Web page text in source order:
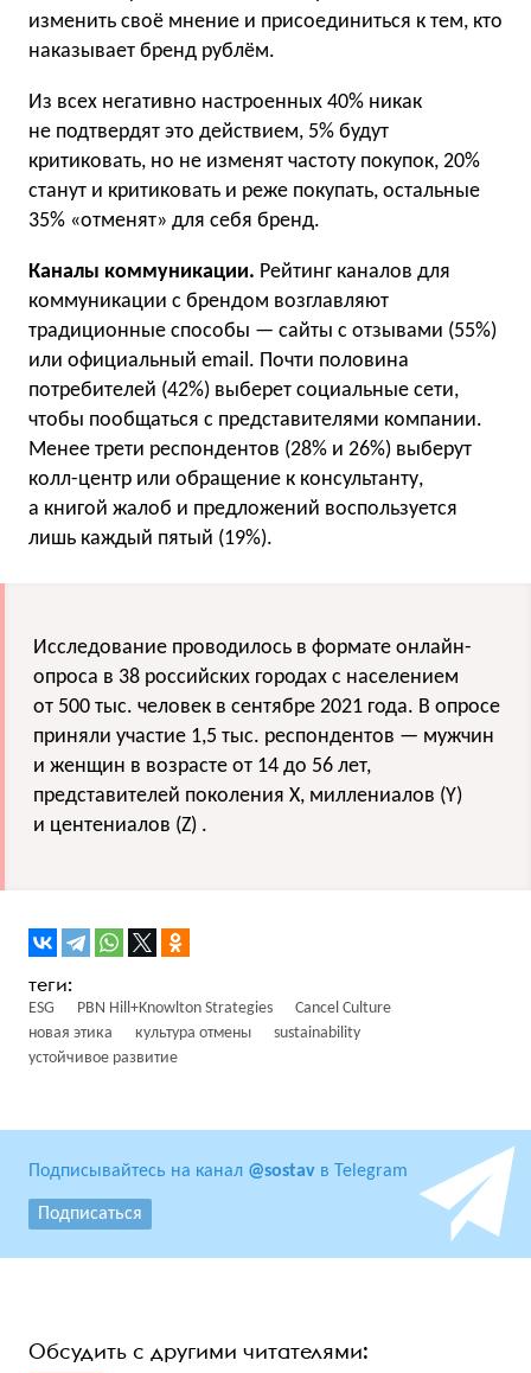
изменить своё мнение и присоединиться к тем, кто
наказывает бренд рублём.
Из всех негативно настроенных 40% никак
не подтвердят это действием, 5% будут
критиковать, но не изменят частоту покупок, 20%
станут и критиковать и реже покупать, остальные
35% «отменят» для себя бренд.
Каналы коммуникации. Рейтинг каналов для
коммуникации с брендом возглавляют
традиционные способы — сайты с отзывами (55%)
или официальный email. Почти половина
потребителей (42%) выберет социальные сети,
чтобы пообщаться с представителями компании.
Менее трети респондентов (28% и 26%) выберут
колл-центр или обращение к консультанту,
а книгой жалоб и предложений воспользуется
лишь каждый пятый (19%).
Исследование проводилось в формате онлайн-
опроса в 38 российских городах с населением
от 500 тыс. человек в сентябре 2021 года. В опросе
приняли участие 1,5 тыс. респондентов — мужчин
и женщин в возрасте от 14 до 56 лет,
представителей поколения X, миллениалов (Y)
и центениалов (Z) .
ESG PBN Hill+Knowlton Strategies
Cancel Culture
новая этика
культура отмены
sustainability
устойчивое развитие
Подписывайтесь на канал @sostav в Telegram
Подписаться
Обсудить с другими читателями: